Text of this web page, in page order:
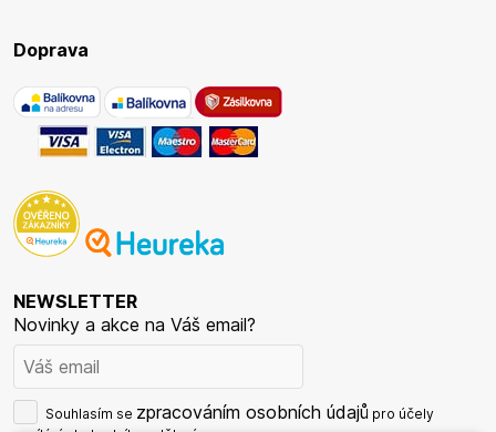
Doprava
NEWSLETTER
Novinky a akce na Váš email?
Souhlasím se zpracováním osobních údajů pro účely